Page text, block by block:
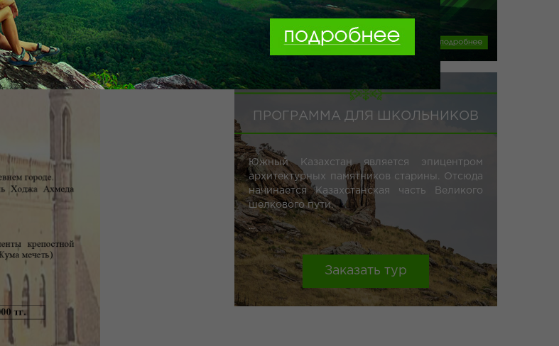
ПРОГРАММА ДЛЯ ШКОЛЬНИКОВ
Южный Казахстан является эпицентром
архитектурных памятников старины. Отсюда
начинается Казахстанская часть Великого
шелкового пути.
...
Заказать тур